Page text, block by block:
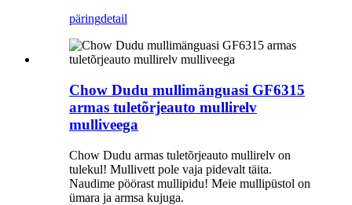
päringdetail
Chow Dudu mullimänguasi GF6315
armas tuletõrjeauto mullirelv
mulliveega
Chow Dudu armas tuletõrjeauto mullirelv on
tulekul! Mullivett pole vaja pidevalt täita.
Naudime pöörast mullipidu! Meie mullipüstol on
ümara ja armsa kujuga.